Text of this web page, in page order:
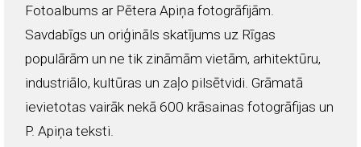
Fotoalbums ar Pētera Apiņa fotogrāfijām.
Savdabīgs un oriģināls skatījums uz Rīgas
populārām un ne tik zināmām vietām, arhitektūru,
industriālo, kultūras un zaļo pilsētvidi. Grāmatā
ievietotas vairāk nekā 600 krāsainas fotogrāfijas un
P. Apiņa teksti.